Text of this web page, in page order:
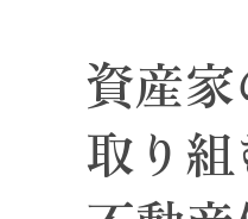
資産
取り